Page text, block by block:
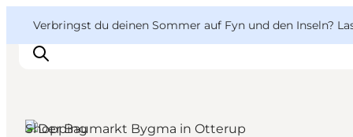
Verbringst du deinen Sommer auf Fyn und den Inseln?
VisitFyn
Deutsch
Shopping